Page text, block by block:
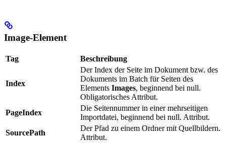
Image-Element
Tag Beschreibung
Index
Der Index der Seite im Dokument bzw. des
Dokuments im Batch für Seiten des
Elements Images, beginnend bei null.
Obligatorisches Attribut.
PageIndex
Die Seitennummer in einer mehrseitigen
Importdatei, beginnend bei null. Attribut.
SourcePath
Der Pfad zu einem Ordner mit Quellbildern.
Attribut.